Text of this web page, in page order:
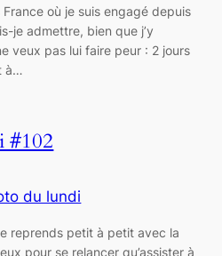
où je suis engagé depuis
je admettre, bien que j’y
veux pas lui faire peur : 2 jours
à…
#102
du lundi
reprends petit à petit avec la
pour se relancer qu’assister à